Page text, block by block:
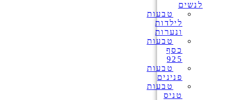
לנשים
טבעות
לילדות
ונערות
טבעות
כסף
925
טבעות
פנינים
טבעות
טניס